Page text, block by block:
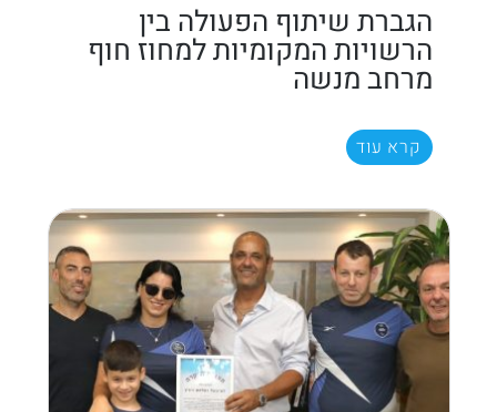
הגברת שיתוף הפעולה בין
הרשויות המקומיות למחוז חוף
מרחב מנשה
קרא עוד